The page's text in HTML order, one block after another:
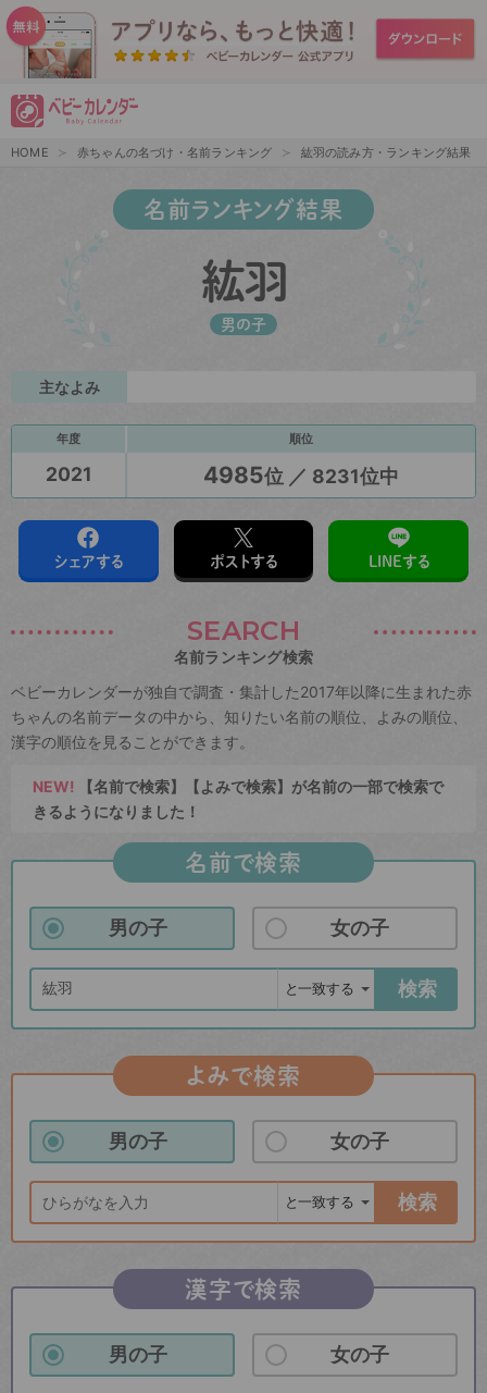
HOME 赤ちゃんの名づけ・名前ランキング 紘羽の読み方・ランキング結果
名前ランキング結果
紘羽
男の子
主なよみ
年度 順位
2021 4985位 ／ 8231位中
シェアする ポストする LINEする
SEARCH
名前ランキング検索
ベビーカレンダーが独自で調査・集計した2017年以降に生まれた赤
ちゃんの名前データの中から、知りたい名前の順位、よみの順位、
漢字の順位を見ることができます。
NEW! 【名前で検索】【よみで検索】が名前の一部で検索で
きるようになりました！
名前で検索
男の子 女の子
検索
よみで検索
男の子 女の子
検索
漢字で検索
男の子 女の子